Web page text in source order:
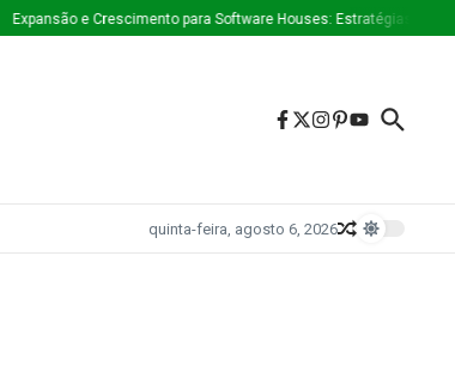
Expansão e Crescimento para Software Houses: Estratégias Que
quinta-feira, agosto 6, 2026